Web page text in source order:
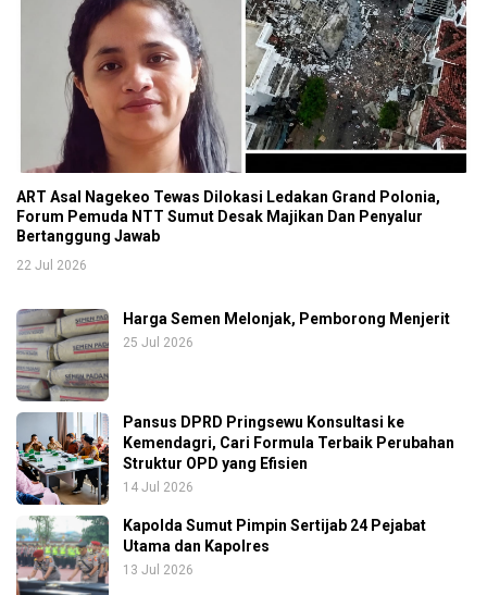
ART Asal Nagekeo Tewas Dilokasi Ledakan Grand Polonia,
Forum Pemuda NTT Sumut Desak Majikan Dan Penyalur
Bertanggung Jawab
22 Jul 2026
Harga Semen Melonjak, Pemborong Menjerit
25 Jul 2026
Pansus DPRD Pringsewu Konsultasi ke
Kemendagri, Cari Formula Terbaik Perubahan
Struktur OPD yang Efisien
14 Jul 2026
Kapolda Sumut Pimpin Sertijab 24 Pejabat
Utama dan Kapolres
13 Jul 2026